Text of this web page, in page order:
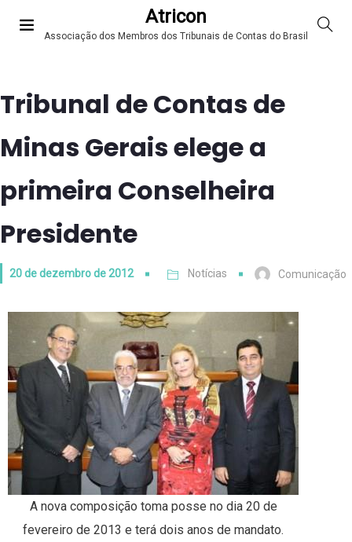
Atricon
Associação dos Membros dos Tribunais de Contas do Brasil
Tribunal de Contas de
Minas Gerais elege a
primeira Conselheira
Presidente
20 de dezembro de 2012 Notícias Comunicação
A nova composição toma posse no dia 20 de
fevereiro de 2013 e terá dois anos de mandato.